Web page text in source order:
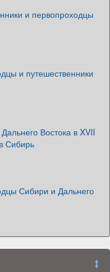
и первопроходцы
и путешественники
Востока в XVII
Сибирь
Сибири и Дальнего